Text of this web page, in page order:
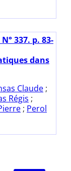
337. p. 83-
dans
Claude ;
Régis ;
; Perol